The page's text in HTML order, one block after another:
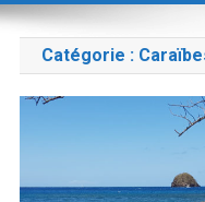
Catégorie :